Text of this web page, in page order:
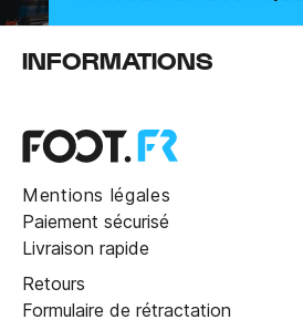
INFORMATIONS
Mentions légales
Paiement sécurisé
Livraison rapide
Retours
Formulaire de rétractation